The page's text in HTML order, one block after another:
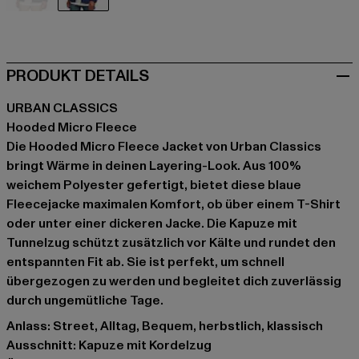
PRODUKT DETAILS
URBAN CLASSICS
Hooded Micro Fleece
Die Hooded Micro Fleece Jacket von Urban Classics
bringt Wärme in deinen Layering-Look. Aus 100%
weichem Polyester gefertigt, bietet diese blaue
Fleecejacke maximalen Komfort, ob über einem T-Shirt
oder unter einer dickeren Jacke. Die Kapuze mit
Tunnelzug schützt zusätzlich vor Kälte und rundet den
entspannten Fit ab. Sie ist perfekt, um schnell
übergezogen zu werden und begleitet dich zuverlässig
durch ungemütliche Tage.
Anlass: Street, Alltag, Bequem, herbstlich, klassisch
Ausschnitt: Kapuze mit Kordelzug